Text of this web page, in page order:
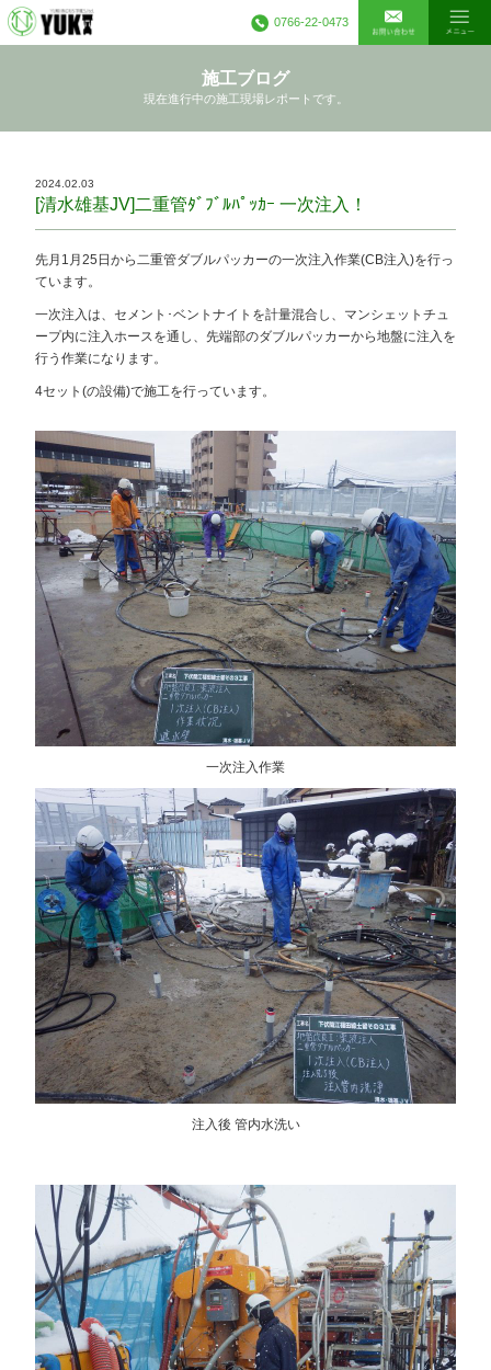
0766-22-0473
施工ブログ
現在進行中の施工現場レポートです。
2024.02.03
[清水雄基JV]二重管ﾀﾞﾌﾞﾙﾊﾟｯｶｰ 一次注入！
先月1月25日から二重管ダブルパッカーの一次注入作業(CB注入)を行っ
ています。
一次注入は、セメント･ベントナイトを計量混合し、マンシェットチュ
ープ内に注入ホースを通し、先端部のダブルパッカーから地盤に注入を
行う作業になります。
4セット(の設備)で施工を行っています。
一次注入作業
注入後 管内水洗い